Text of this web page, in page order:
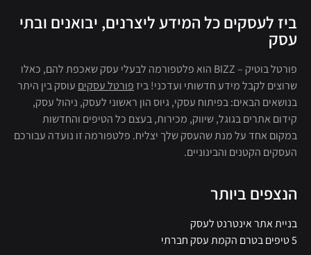
ביז לעסקים כל המידע ליצרנים, יבואנים ובתי
עסק
פורטל בוטיק – BIZZ הוא פלטפורמה לבעלי עסק שאכפת להם, כאלו
שרוצים לקבל מידע חדשותי ועדכני! ביז פורטל עסקים עוסק בין היתר
בנושאים הבאים: בפיתוח עסקי, גיוס הון ראשוני לעסק, ניהול עסק,
קידום אתרים בגוגל, שיווק, מכירות, בעצם כל הטיפים והחדשות
במקום אחד על מנת שהעסק שלך יצליח. פלטפורמה זו נועדה עבורכם
העסקים הקטנים והבינוניים.
הנצפים ביותר
בניית אתר אינטרנט לעסק
5 טיפים בטרם הקמת עסק חברתי